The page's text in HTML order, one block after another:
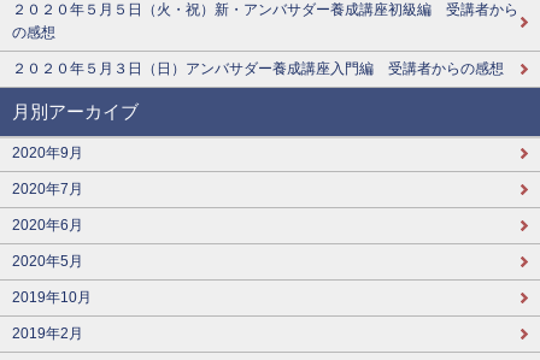
２０２０年５月５日（火・祝）新・アンバサダー養成講座初級編 受講者から
の感想
２０２０年５月３日（日）アンバサダー養成講座入門編 受講者からの感想
月別アーカイブ
2020年9月
2020年7月
2020年6月
2020年5月
2019年10月
2019年2月